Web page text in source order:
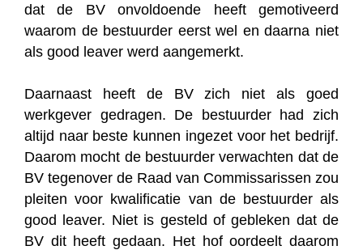
dat de BV onvoldoende heeft gemotiveerd
waarom de bestuurder eerst wel en daarna niet
als good leaver werd aangemerkt.
Daarnaast heeft de BV zich niet als goed
werkgever gedragen. De bestuurder had zich
altijd naar beste kunnen ingezet voor het bedrijf.
Daarom mocht de bestuurder verwachten dat de
BV tegenover de Raad van Commissarissen zou
pleiten voor kwalificatie van de bestuurder als
good leaver. Niet is gesteld of gebleken dat de
BV dit heeft gedaan. Het hof oordeelt daarom